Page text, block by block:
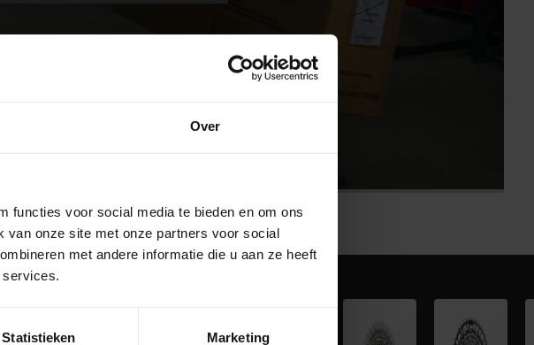
Over
functies voor social media te bieden en om ons
van onze site met onze partners voor social
met andere informatie die u aan ze heeft
Statistieken Marketing